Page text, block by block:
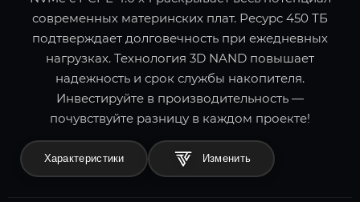
современных материнских плат. Ресурс 450 ТБ
подтверждает долговечность при ежедневных
нагрузках. Технология 3D NAND повышает
надежность и срок службы накопителя.
Инвестируйте в производительность —
почувствуйте разницу в каждом проекте!
Характеристики